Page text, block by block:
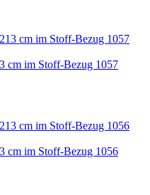
cm im Stoff-Bezug 1057
cm im Stoff-Bezug 1056